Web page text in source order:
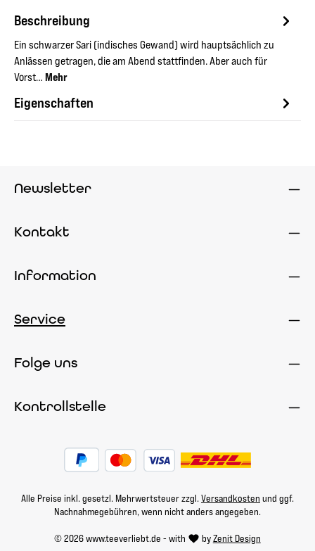
Beschreibung
Ein schwarzer Sari (indisches Gewand) wird hauptsächlich zu
Anlässen getragen, die am Abend stattfinden. Aber auch für
Vorst… Mehr
Eigenschaften
Newsletter
Kontakt
Information
Service
Folge uns
Kontrollstelle
© 2026 www.teeverliebt.de - with byZenit Design
Alle Preise inkl. gesetzl. Mehrwertsteuer zzgl.Versandkosten und ggf.
Nachnahmegebühren, wenn nicht anders angegeben.